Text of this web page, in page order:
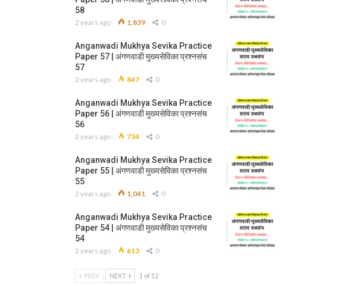
58
2 years ago 1,839 0
Anganwadi Mukhya Sevika Practice
Paper 57 | अंगणवाडी मुख्यसेविका प्रश्नसंच
57
2 years ago 847 0
Anganwadi Mukhya Sevika Practice
Paper 56 | अंगणवाडी मुख्यसेविका प्रश्नसंच
56
2 years ago 734 0
Anganwadi Mukhya Sevika Practice
Paper 55 | अंगणवाडी मुख्यसेविका प्रश्नसंच
55
2 years ago 1,041 0
Anganwadi Mukhya Sevika Practice
Paper 54 | अंगणवाडी मुख्यसेविका प्रश्नसंच
54
2 years ago 613 0
PREV NEXT 1 of 12